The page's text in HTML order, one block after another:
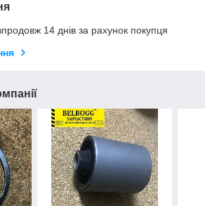
14 днів за рахунок покупця